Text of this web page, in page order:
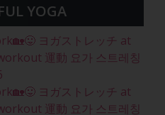
YOGA
ヨガストレッチ at
運動 요가 스트레칭
ヨガストレッチ at
運動 요가 스트레칭